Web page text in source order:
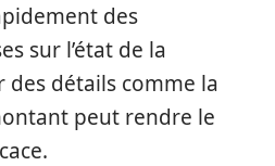
des
sur l’état de la
détails comme la
peut rendre le